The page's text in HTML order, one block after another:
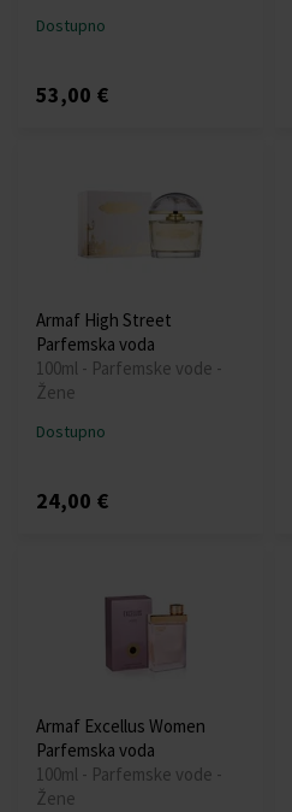
Dostupno
53,00 €
Armaf High Street
Parfemska voda
100ml - Parfemske vode -
Žene
Dostupno
24,00 €
Armaf Excellus Women
Parfemska voda
100ml - Parfemske vode -
Žene